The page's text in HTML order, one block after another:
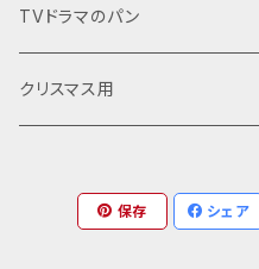
シュトーレン
クグロフ
バゲット
菓子パン
食パン系
デニッシュ
バゲット
ライ麦系
TVドラマのパン
クリスマス用
クグロフ
保存 シェア